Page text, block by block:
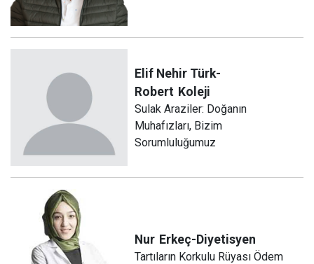
Elif Nehir Türk-
Robert Koleji
Sulak Araziler: Doğanın
Muhafızları, Bizim
Sorumluluğumuz
Nur Erkeç-Diyetisyen
Tartıların Korkulu Rüyası Ödem